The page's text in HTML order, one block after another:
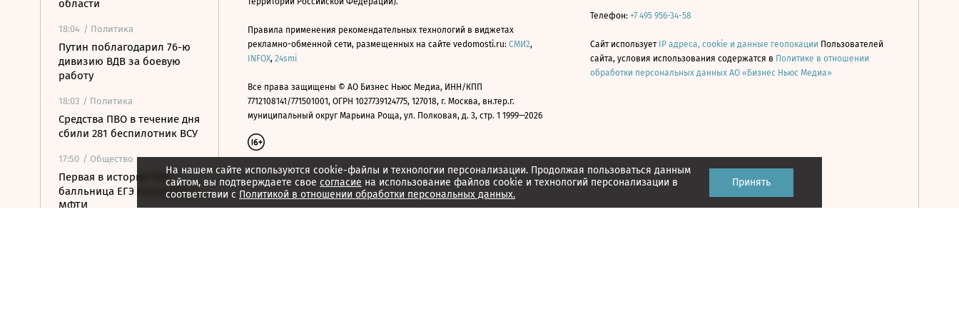
области
18:04 / Политика
Путин поблагодарил 76-ю
дивизию ВДВ за боевую
работу
18:03 / Политика
Средства ПВО в течение дня
сбили 281 беспилотник ВСУ
17:50 / Общество
Первая в истории 500-
балльница ЕГЭ поступила в
МФТИ
На нашем сайте используются cookie-файлы и технологии персонализации. Продолжая пользоваться данным
сайтом, вы подтверждаете свое согласие на использование файлов cookie и технологий персонализации в
соответствии с Политикой в отношении обработки персональных данных.
Принять
Правила применения рекомендательных технологий в виджетах
рекламно-обменной сети, размещенных на сайте vedomosti.ru: СМИ2,
INFOX, 24smi
Все права защищены © АО Бизнес Ньюс Медиа, ИНН/КПП
7712108141/771501001, ОГРН 1027739124775, 127018, г. Москва, вн.тер.г.
муниципальный округ Марьина Роща, ул. Полковая, д. 3, стр. 1 1999—2026
Телефон: +7 495 956-34-58
Сайт использует IP адреса, cookie и данные геолокации Пользователей
сайта, условия использования содержатся в Политике в отношении
обработки персональных данных АО «Бизнес Ньюс Медиа»